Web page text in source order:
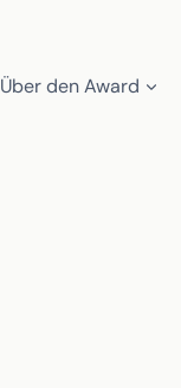
Über den Award